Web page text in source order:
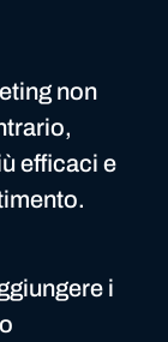
non
efficaci e
i